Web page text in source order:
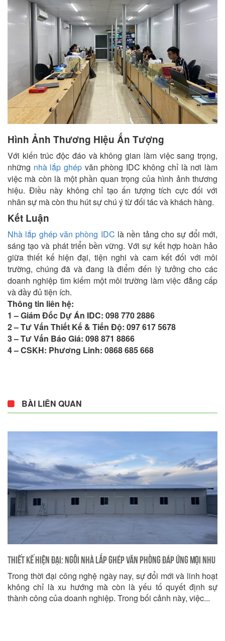
Hình Ảnh Thương Hiệu Ấn Tượng
Với kiến trúc độc đáo và không gian làm việc sang trọng,
những nhà lắp ghépvăn phòng IDC không chỉ là nơi làm
việc mà còn là một phần quan trọng của hình ảnh thương
hiệu. Điều này không chỉ tạo ấn tượng tích cực đối với
nhân sự mà còn thu hút sự chú ý từ đối tác và khách hàng.
Kết Luận
Nhà lắp ghép văn phòng IDC là nền tảng cho sự đổi mới,
sáng tạo và phát triển bền vững. Với sự kết hợp hoàn hảo
giữa thiết kế hiện đại, tiện nghi và cam kết đối với môi
trường, chúng đã và đang là điểm đến lý tưởng cho các
doanh nghiệp tìm kiếm một môi trường làm việc đẳng cấp
và đầy đủ tiện ích.
Thông tin liên hệ:
1 – Giám Đốc Dự Án IDC: 098 770 2886
2 – Tư Vấn Thiết Kế & Tiến Độ: 097 617 5678
3 – Tư Vấn Báo Giá: 098 871 8866
4 – CSKH: Phương Linh: 0868 685 668
BÀI LIÊN QUAN
Thiết Kế Hiện Đại: Ngôi Nhà Lắp Ghép Văn Phòng Đáp Ứng Mọi Nhu
Cầu Doanh Nghiệp
Trong thời đại công nghệ ngày nay, sự đổi mới và linh hoạt
không chỉ là xu hướng mà còn là yếu tố quyết định sự
thành công của doanh nghiệp. Trong bối cảnh này, việc...